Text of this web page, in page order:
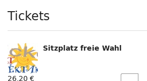
Produkte
Tickets
Sitzplatz freie Wahl
26,20 €